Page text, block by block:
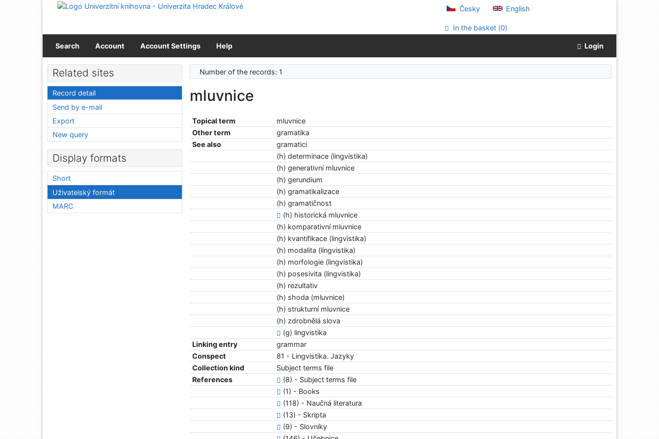
Go to content
Česky English
In the basket (0)
Search Account Account Settings Help Login
Number of the records: 1
mluvnice
Topical term
mluvnice
Other term
gramatika
See also
gramatici
(h) determinace (lingvistika)
(h) generativní mluvnice
(h) gerundium
(h) gramatikalizace
(h) gramatičnost
(h) historická mluvnice
(h) komparativní mluvnice
(h) kvantifikace (lingvistika)
(h) modalita (lingvistika)
(h) morfologie (lingvistika)
(h) posesivita (lingvistika)
(h) rezultativ
(h) shoda (mluvnice)
(h) strukturní mluvnice
(h) zdrobnělá slova
(g) lingvistika
Linking entry
grammar
Conspect
81 - Lingvistika. Jazyky
Collection kind
Subject terms file
References
(8) - Subject terms file
(1) - Books
(118) - Naučná literatura
(13) - Skripta
(9) - Slovníky
Related sites
Record detail
Send by e-mail
Export
New query
Display formats
Short
Uživatelský formát
MARC